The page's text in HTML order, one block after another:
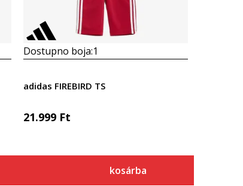
Dostupno boja:1
adidas FIREBIRD TS
21.999 Ft
kosárba